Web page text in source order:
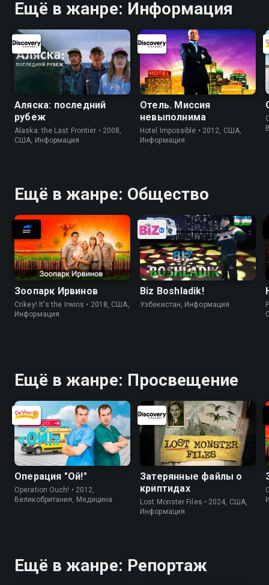
Ещё в жанре: Информация
Аляска: последний
рубеж
Alaska: the Last Frontier • 2008,
США, Информация
Отель. Миссия
невыполнима
Hotel Impossible • 2012, США,
Информация
Ещё в жанре: Общество
Зоопарк Ирвинов
Crikey! It's the Irwins • 2018, США,
Информация
Biz Boshladik!
Узбекистан, Информация
Ещё в жанре: Просвещение
Операция "Ой!"
Operation Ouch! • 2012,
Великобритания, Медицина
Затерянные файлы о
криптидах
Lost Monster Files • 2024, США,
Информация
Ещё в жанре: Репортаж